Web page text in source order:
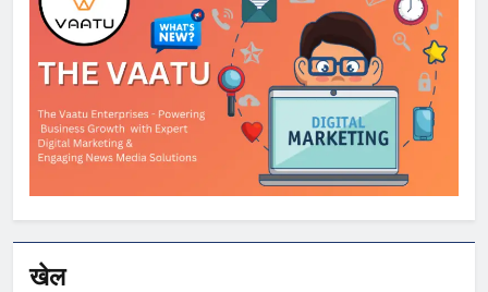
खेल